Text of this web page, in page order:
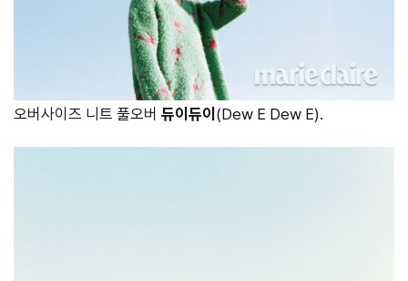
오버사이즈 니트 풀오버 듀이듀이 (Dew E Dew E).